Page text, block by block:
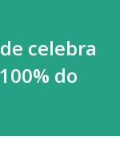
o voto livre e
ocorre quando
de
apoiar
celebra
do